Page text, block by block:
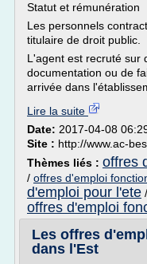
Statut et rémunération
Les personnels
titulaire de droit public.
L'agent est recruté sur
documentation ou de
arrivée dans
Lire la suite
Date: 2017-04-08
Site : http://www.ac-
Thèmes liés : offres
/ offres d'emploi
d'emploi pour l'ete /
offres d'emploi
Les offres
dans l'Est